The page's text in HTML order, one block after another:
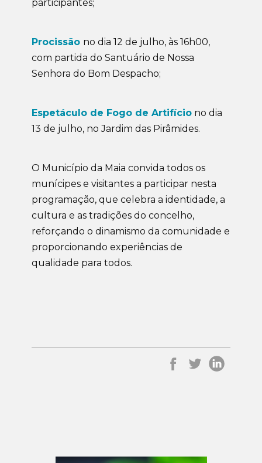
participantes;
Procissão no dia 12 de julho, às 16h00,
com partida do Santuário de Nossa
Senhora do Bom Despacho;
Espetáculo de Fogo de Artifício no dia
13 de julho, no Jardim das Pirâmides.
O Município da Maia convida todos os
munícipes e visitantes a participar nesta
programação, que celebra a identidade, a
cultura e as tradições do concelho,
reforçando o dinamismo da comunidade e
proporcionando experiências de
qualidade para todos.